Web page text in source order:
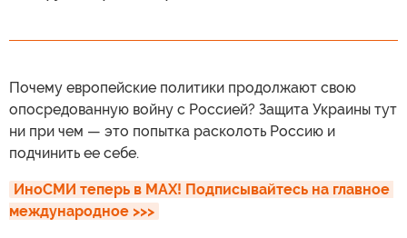
Почему европейские политики продолжают свою
опосредованную войну с Россией? Защита Украины тут
ни при чем — это попытка расколоть Россию и
подчинить ее себе.
ИноСМИ теперь в MAX! Подписывайтесь на главное
международное >>>